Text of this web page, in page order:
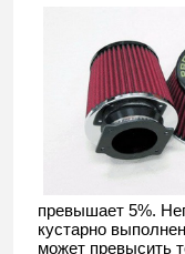
превышает 5%.
кустарно
может превысить